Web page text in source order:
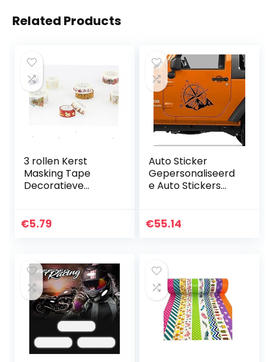
Related Products
3 rollen Kerst
Masking Tape
Decoratieve
Doe-het-zelf
ng…
€5.79
Auto Sticker
Gepersonaliseerd
e Auto Stickers
Auto Styling Stick
€55.14